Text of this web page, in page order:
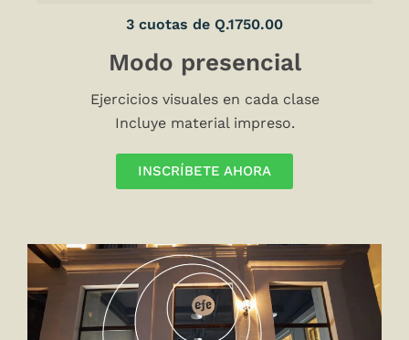
3 cuotas de Q.1750.00
Modo presencial
Ejercicios visuales en cada clase
Incluye material impreso.
INSCRÍBETE AHORA